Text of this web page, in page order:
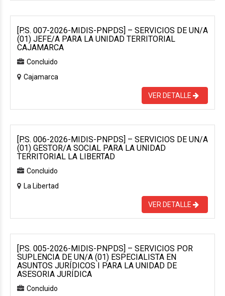
[P.S. 007-2026-MIDIS-PNPDS] – SERVICIOS DE UN/A
(01) JEFE/A PARA LA UNIDAD TERRITORIAL
CAJAMARCA
Concluido
Cajamarca
VER DETALLE
[P.S. 006-2026-MIDIS-PNPDS] – SERVICIOS DE UN/A
(01) GESTOR/A SOCIAL PARA LA UNIDAD
TERRITORIAL LA LIBERTAD
Concluido
La Libertad
VER DETALLE
[P.S. 005-2026-MIDIS-PNPDS] – SERVICIOS POR
SUPLENCIA DE UN/A (01) ESPECIALISTA EN
ASUNTOS JURÍDICOS I PARA LA UNIDAD DE
ASESORIA JURÍDICA
Concluido